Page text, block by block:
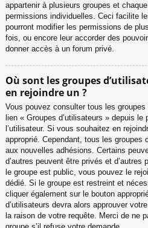
appartenir à plusieurs groupes et
permissions individuelles. Ceci facilite
pourront modifier les permissions de
fois, ou encore leur accorder des
donner accès à un forum privé.
Où sont les groupes
en rejoindre un ?
Vous pouvez consulter tous les
lien « Groupes d’utilisateurs » depuis le
l’utilisateur. Si vous souhaitez en
approprié. Cependant, tous les groupes
aux nouvelles adhésions. Certains
d’autres peuvent être privés et
le groupe est public, vous pouvez le
dédié. Si le groupe est restreint et
cliquer également sur le bouton
d’utilisateurs devra alors approuver
la raison de votre requête. Merci de ne